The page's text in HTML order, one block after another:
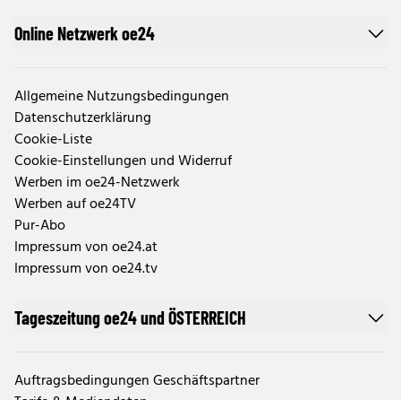
Online Netzwerk oe24
Allgemeine Nutzungsbedingungen
Datenschutzerklärung
Cookie-Liste
Cookie-Einstellungen und Widerruf
Werben im oe24-Netzwerk
Werben auf oe24TV
Pur-Abo
Impressum von oe24.at
Impressum von oe24.tv
Tageszeitung oe24 und ÖSTERREICH
Auftragsbedingungen Geschäftspartner